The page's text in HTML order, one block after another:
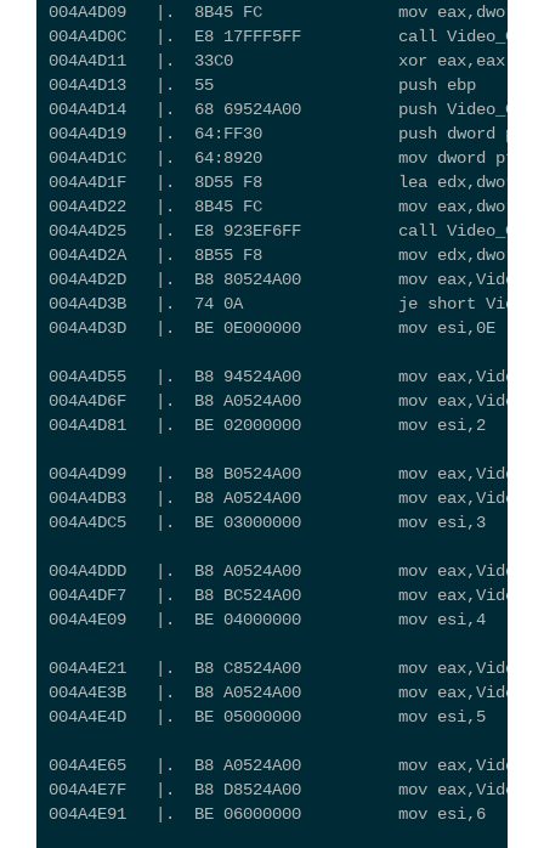
004A4D09   |.  8B45 FC              mov
004A4D0C   |.  E8 17FFF5FF          call
004A4D11   |.  33C0                 xor eax,eax
004A4D13   |.  55                   push ebp
004A4D14   |.  68 69524A00          push
004A4D19   |.  64:FF30              push dword
004A4D1C   |.  64:8920              mov dword
004A4D1F   |.  8D55 F8              lea
004A4D22   |.  8B45 FC              mov
004A4D25   |.  E8 923EF6FF          call
004A4D2A   |.  8B55 F8              mov
004A4D2D   |.  B8 80524A00          mov
004A4D3B   |.  74 0A                je short
004A4D3D   |.  BE 0E000000          mov esi,0E
004A4D55   |.  B8 94524A00          mov
004A4D6F   |.  B8 A0524A00          mov
004A4D81   |.  BE 02000000          mov esi,2
004A4D99   |.  B8 B0524A00          mov
004A4DB3   |.  B8 A0524A00          mov
004A4DC5   |.  BE 03000000          mov esi,3
004A4DDD   |.  B8 A0524A00          mov
004A4DF7   |.  B8 BC524A00          mov
004A4E09   |.  BE 04000000          mov esi,4
004A4E21   |.  B8 C8524A00          mov
004A4E3B   |.  B8 A0524A00          mov
004A4E4D   |.  BE 05000000          mov esi,5
004A4E65   |.  B8 A0524A00          mov
004A4E7F   |.  B8 D8524A00          mov
004A4E91   |.  BE 06000000          mov esi,6